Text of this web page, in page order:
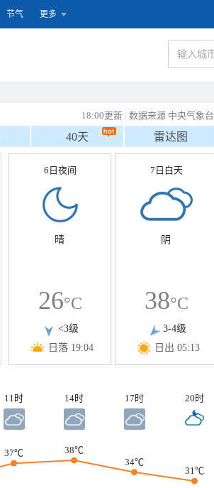
节气 更多
18:00更新 | 数据来源 中央气象台
40天 雷达图
6日夜间
晴
26°C
<3级
日落 19:04
7日白天
阴
38°C
3-4级
日出 05:13
11时 14时 17时 20时
37℃
38℃
34℃
31℃